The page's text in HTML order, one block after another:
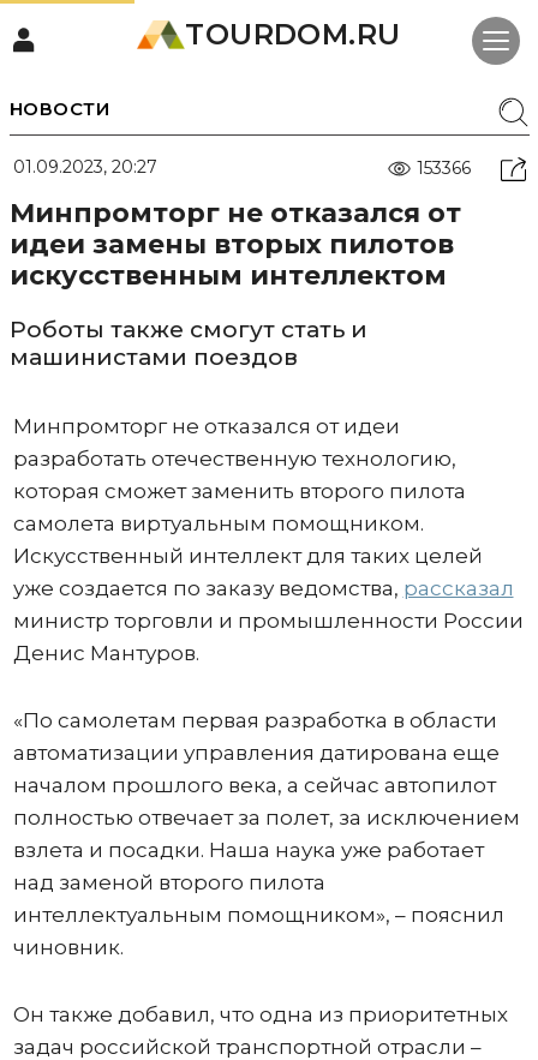
TOURDOM.RU
НОВОСТИ
01.09.2023, 20:27 153366
Минпромторг не отказался от
идеи замены вторых пилотов
искусственным интеллектом
Роботы также смогут стать и
машинистами поездов
Минпромторг не отказался от идеи
разработать отечественную технологию,
которая сможет заменить второго пилота
самолета виртуальным помощником.
Искусственный интеллект для таких целей
уже создается по заказу ведомства, рассказал
министр торговли и промышленности России
Денис Мантуров.
«По самолетам первая разработка в области
автоматизации управления датирована еще
началом прошлого века, а сейчас автопилот
полностью отвечает за полет, за исключением
взлета и посадки. Наша наука уже работает
над заменой второго пилота
интеллектуальным помощником», – пояснил
чиновник.
Он также добавил, что одна из приоритетных
задач российской транспортной отрасли –